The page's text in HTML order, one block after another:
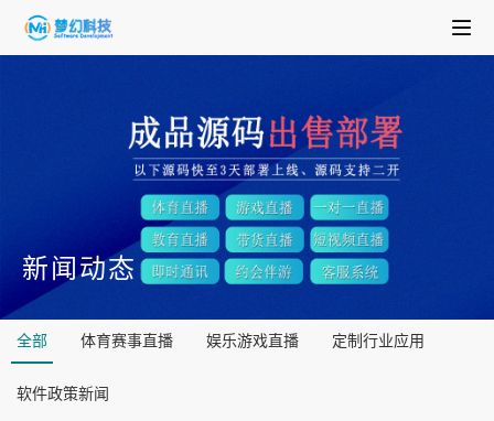
新闻动态
全部 体育赛事直播 娱乐游戏直播 定制行业应用
软件政策新闻